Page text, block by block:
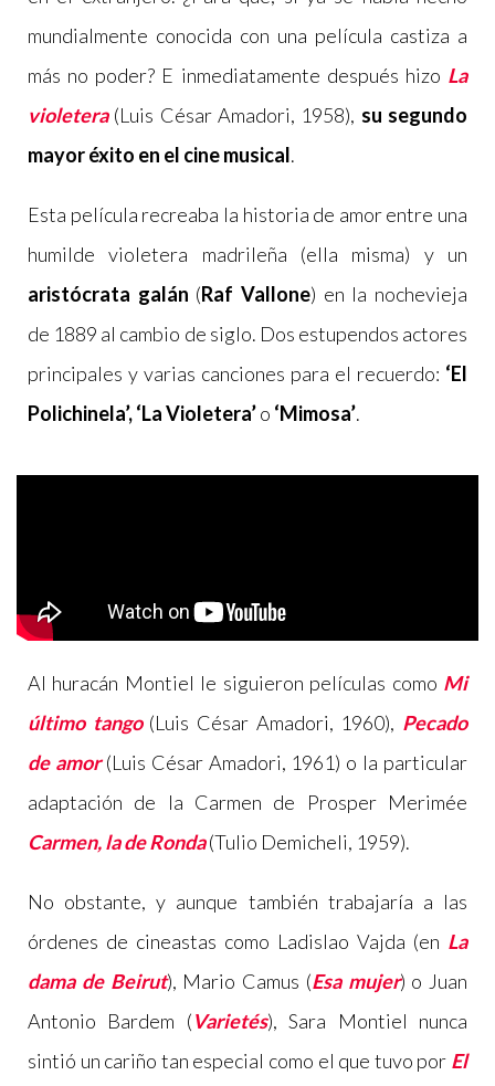
mundialmente conocida con una película castiza a
más no poder? E inmediatamente después hizo La
violetera (Luis César Amadori, 1958), su segundo
mayor éxito en el cine musical.
Esta película recreaba la historia de amor entre una
humilde violetera madrileña (ella misma) y un
aristócrata galán (Raf Vallone) en la nochevieja
de 1889 al cambio de siglo. Dos estupendos actores
principales y varias canciones para el recuerdo: ‘El
Polichinela’, ‘La Violetera’o ‘Mimosa’.
Al huracán Montiel le siguieron películas como Mi
último tango(Luis César Amadori, 1960), Pecado
de amor(Luis César Amadori, 1961) o la particular
adaptación de la Carmen de Prosper Merimée
Carmen, la de Ronda(Tulio Demicheli, 1959).
No obstante, y aunque también trabajaría a las
órdenes de cineastas como Ladislao Vajda (en La
dama de Beirut), Mario Camus (Esa mujer) o Juan
Antonio Bardem (Varietés), Sara Montiel nunca
sintió un cariño tan especial como el que tuvo por El